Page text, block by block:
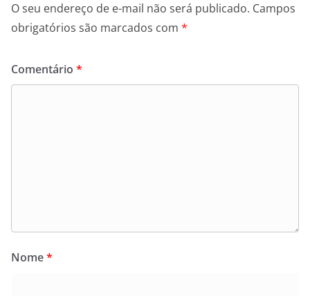
O seu endereço de e-mail não será publicado. Campos
obrigatórios são marcados com *
Comentário *
Nome*